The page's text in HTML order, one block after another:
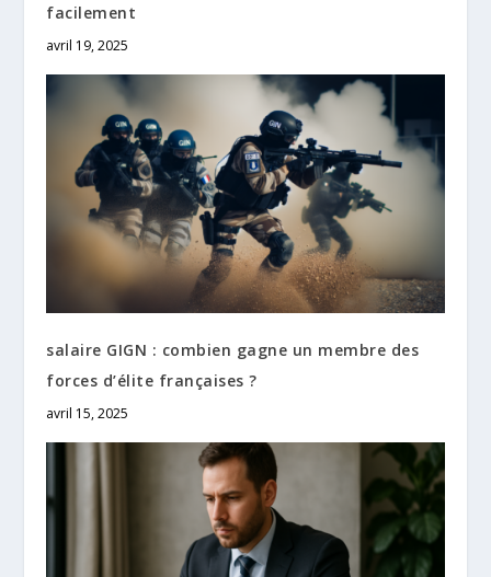
facilement
avril 19, 2025
salaire GIGN : combien gagne un membre des
forces d’élite françaises ?
avril 15, 2025